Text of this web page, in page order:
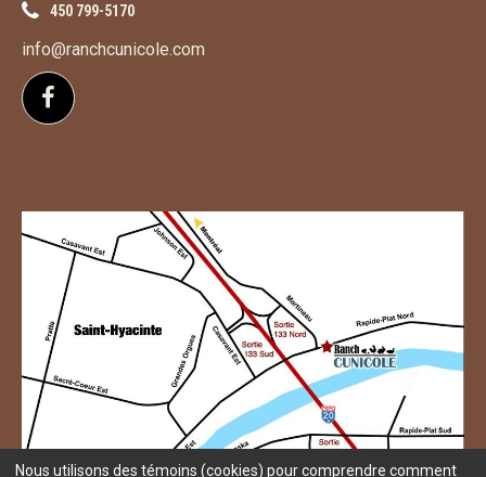
450 799-5170
info@ranchcunicole.com
Suivez-nous sur Facebook
Nous utilisons des témoins (cookies) pour comprendre comment